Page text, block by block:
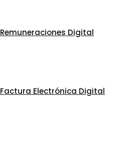
Remuneraciones Digital
Factura Electrónica Digital